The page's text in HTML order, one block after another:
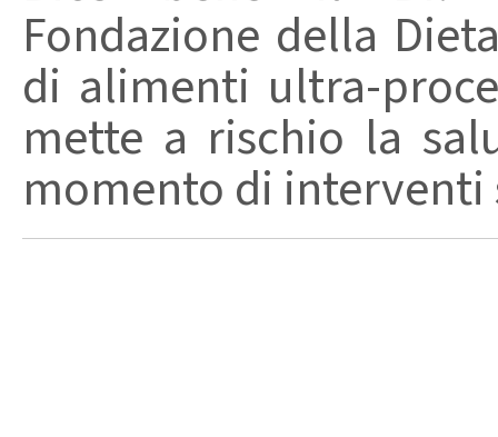
Fondazione della
di alimenti ultra-
mette a rischio la
momento di